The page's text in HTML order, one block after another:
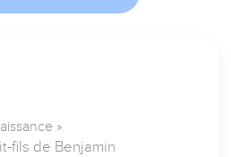
»
fils de Benjamin